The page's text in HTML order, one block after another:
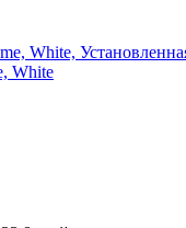
White